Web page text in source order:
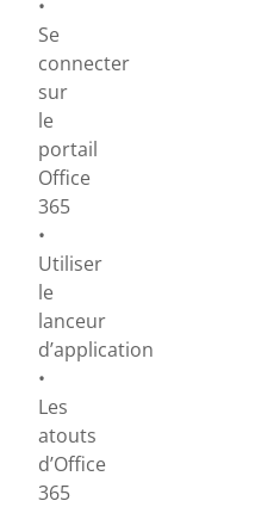
•
Se
connecter
sur
le
portail
Office
365
•
Utiliser
le
lanceur
d’application
•
Les
atouts
d’Office
365